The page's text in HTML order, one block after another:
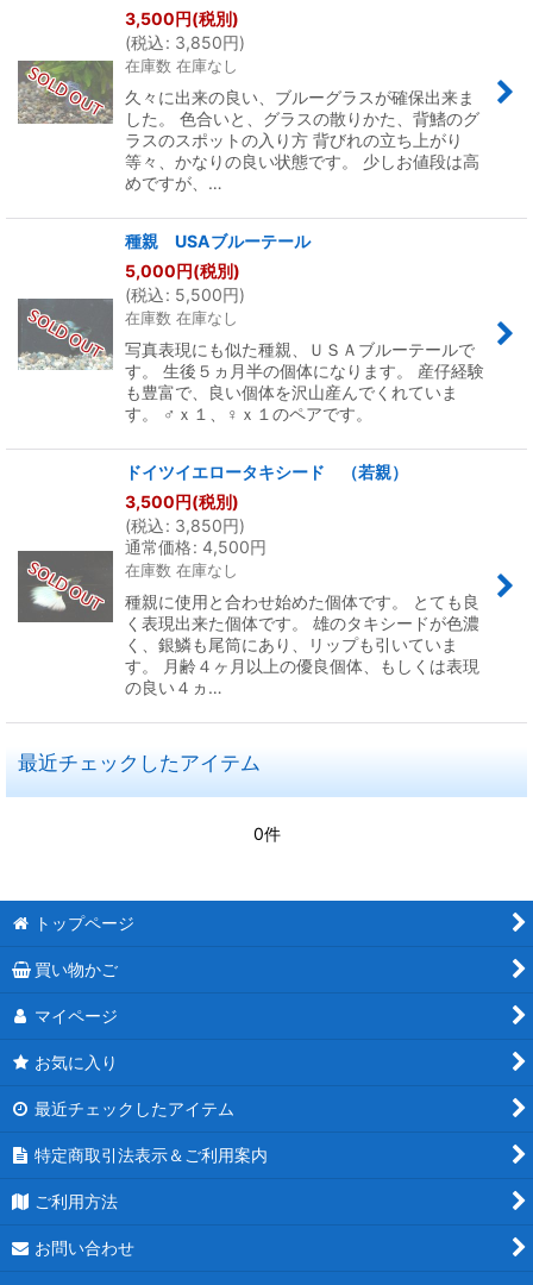
3,500円(税別)
(税込: 3,850円)
在庫数 在庫なし
久々に出来の良い、ブルーグラスが確保出来ま
した。 色合いと、グラスの散りかた、背鰭のグ
ラスのスポットの入り方 背びれの立ち上がり
等々、かなりの良い状態です。 少しお値段は高
めですが、…
種親 USAブルーテール
5,000円(税別)
(税込: 5,500円)
在庫数 在庫なし
写真表現にも似た種親、ＵＳＡブルーテールで
す。 生後５ヵ月半の個体になります。 産仔経験
も豊富で、良い個体を沢山産んでくれていま
す。 ♂ｘ１、♀ｘ１のペアです。
ドイツイエロータキシード （若親）
3,500円(税別)
(税込: 3,850円)
通常価格: 4,500円
在庫数 在庫なし
種親に使用と合わせ始めた個体です。 とても良
く表現出来た個体です。 雄のタキシードが色濃
く、銀鱗も尾筒にあり、リップも引いていま
す。 月齢４ヶ月以上の優良個体、もしくは表現
の良い４ヵ…
最近チェックしたアイテム
0件
トップページ
買い物かご
マイページ
お気に入り
最近チェックしたアイテム
特定商取引法表示＆ご利用案内
ご利用方法
お問い合わせ